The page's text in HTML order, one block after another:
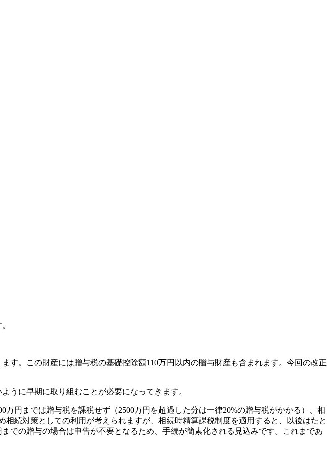
す。この財産には贈与税の基礎控除額110万円以内の贈与財産も含まれます。今回の改正
うに早期に取り組むことが必要になってきます。
円までは贈与税を課税せず（2500万円を超過した分は一律20%の贈与税がかかる）、相
続対策としての利用が考えられますが、相続時精算課税制度を適用すると、以後はたと
での贈与の場合は申告が不要となるため、手続が簡素化される見込みです。これまであ